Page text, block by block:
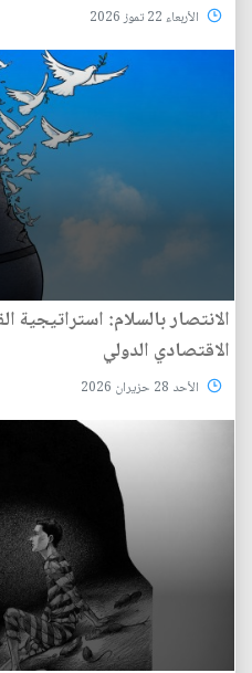
الأربعاء 22 تموز 2026
الانتصار بالسلام: استراتيجية
الاقتصادي الدولي
الأحد 28 حزيران 2026